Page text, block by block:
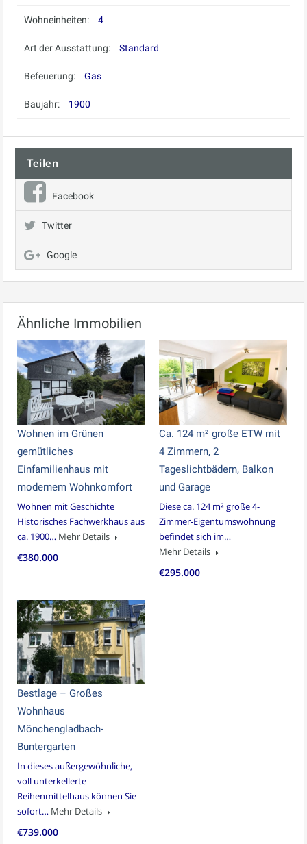
Wohneinheiten: 4
Art der Ausstattung: Standard
Befeuerung: Gas
Baujahr: 1900
Teilen
Facebook
Twitter
Google
Ähnliche Immobilien
Wohnen im Grünen 
gemütliches
Einfamilienhaus mit
modernem Wohnkomfort
Wohnen mit Geschichte 
Historisches Fachwerkhaus aus
ca. 1900… Mehr Details
€380.000
Ca. 124 m² große ETW mit
4 Zimmern, 2
Tageslichtbädern, Balkon
und Garage
Diese ca. 124 m² große 4-
Zimmer-Eigentumswohnung
befindet sich im…
Mehr Details
€295.000
Bestlage – Großes
Wohnhaus
Mönchengladbach-
Buntergarten
In dieses außergewöhnliche,
voll unterkellerte
Reihenmittelhaus können Sie
sofort… Mehr Details
€739.000